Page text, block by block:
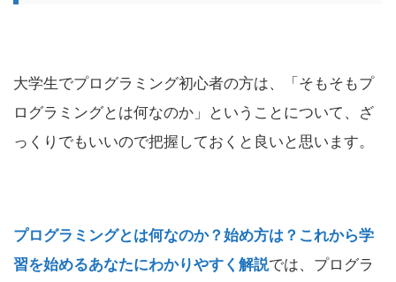
大学生でプログラミング初心者の方は、「そもそもプ
ログラミングとは何なのか」ということについて、ざ
っくりでもいいので把握しておくと良いと思います。
プログラミングとは何なのか？始め方は？これから学
習を始めるあなたにわかりやすく解説では、プログラ